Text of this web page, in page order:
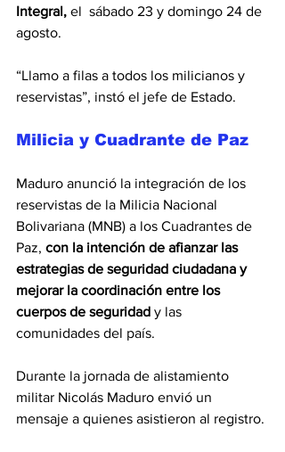
Integral, el  sábado 23 y domingo 24 de
agosto.
“Llamo a filas a todos los milicianos y
reservistas”, instó el jefe de Estado.
Milicia y Cuadrante de Paz
Maduro anunció la integración de los
reservistas de la Milicia Nacional
Bolivariana (MNB) a los Cuadrantes de
Paz, con la intención de afianzar las
estrategias de seguridad ciudadana y
mejorar la coordinación entre los
cuerpos de seguridad y las
comunidades del país.
Durante la jornada de alistamiento
militar Nicolás Maduro envió un
mensaje a quienes asistieron al registro.